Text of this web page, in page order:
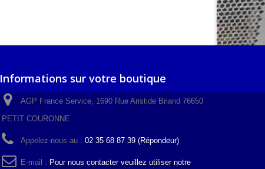
Informations sur votre boutique
AGP France Service, 1690 Rue Aristide Briand 76650
PETIT COURONNE
Appelez-nous au : 02 35 68 87 39 (Répondeur)
E-mail : Pour nous contacter veuillez utiliser notre